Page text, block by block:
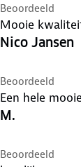
Beoordeeld
Mooie
Nico Jansen
Beoordeeld
Een hele
M.
Beoordeeld